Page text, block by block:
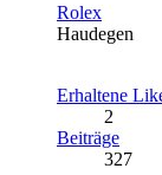
Rolex
Haudegen
Erhaltene
2
Beiträge
327